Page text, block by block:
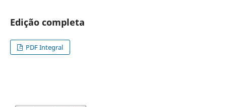
Edição completa
PDF Integral